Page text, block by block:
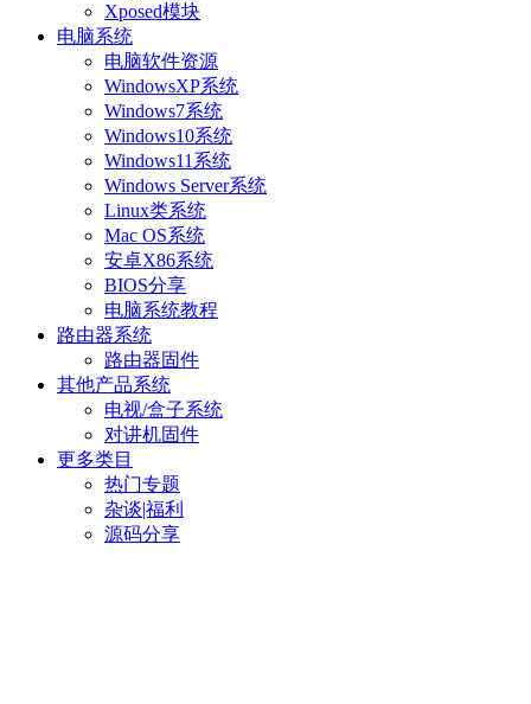
Xposed模块
电脑系统
电脑软件资源
WindowsXP系统
Windows7系统
Windows10系统
Windows11系统
Windows Server系统
Linux类系统
Mac OS系统
安卓X86系统
BIOS分享
电脑系统教程
路由器系统
路由器固件
其他产品系统
电视/盒子系统
对讲机固件
更多类目
热门专题
杂谈|福利
源码分享